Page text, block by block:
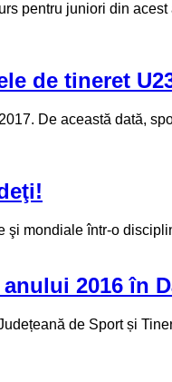
pentru juniori din
de tineret
De această dată,
mondiale într-o
2016 în
de Sport și